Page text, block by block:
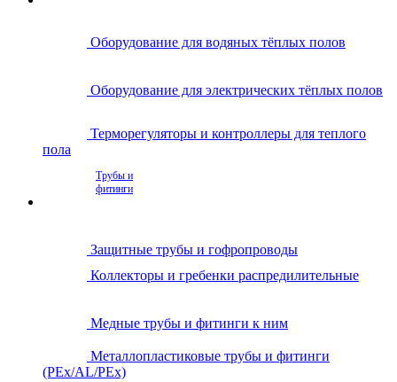
Оборудование для водяных тёплых полов
Оборудование для электрических тёплых полов
Терморегуляторы и контроллеры для теплого
пола
Трубы и
фитинги
Защитные трубы и гофропроводы
Коллекторы и гребенки распредилительные
Медные трубы и фитинги к ним
Металлопластиковые трубы и фитинги
(PEx/AL/PEx)